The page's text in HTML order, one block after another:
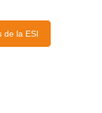
de la ESI